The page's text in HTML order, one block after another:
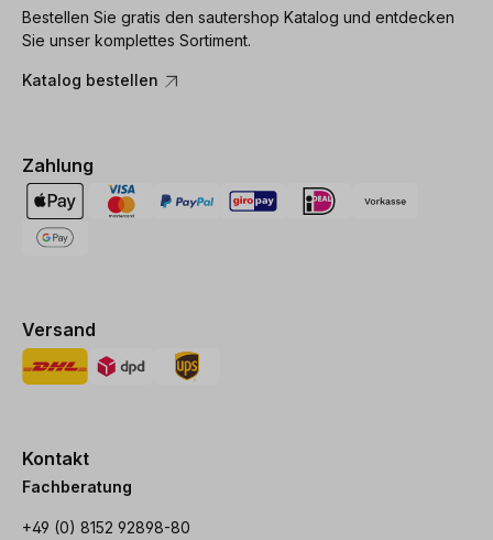
Bestellen Sie gratis den sautershop Katalog und entdecken
Sie unser komplettes Sortiment.
Katalog bestellen
Zahlung
Versand
Kontakt
Fachberatung
+49 (0) 8152 92898-80